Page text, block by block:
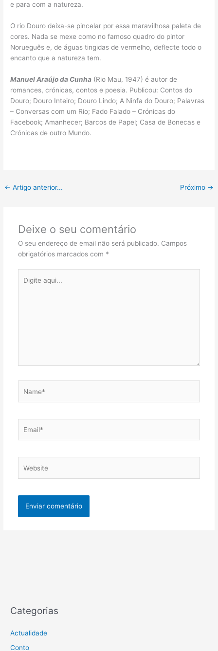
e para com a natureza.
O rio Douro deixa-se pincelar por essa maravilhosa paleta de
cores. Nada se mexe como no famoso quadro do pintor
Norueguês e, de águas tingidas de vermelho, deflecte todo o
encanto que a natureza tem.
Manuel Araújo da Cunha (Rio Mau, 1947) é autor de
romances, crónicas, contos e poesia. Publicou: Contos do
Douro; Douro Inteiro; Douro Lindo; A Ninfa do Douro; Palavras
– Conversas com um Rio; Fado Falado – Crónicas do
Facebook; Amanhecer; Barcos de Papel; Casa de Bonecas e
Crónicas de outro Mundo.
← Artigo anterior... Próximo →
Deixe o seu comentário
O seu endereço de email não será publicado. Campos
obrigatórios marcados com *
aqui...
Categorias
Actualidade
Conto